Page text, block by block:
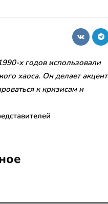
х годов использовали
хаоса. Он делает акцент
к кризисам и